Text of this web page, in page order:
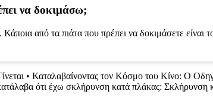
να δοκιμάσω;
από τα πιάτα που πρέπει να δοκιμάσετε είναι
• Καταλαβαίνοντας τον Κόσμο του Κίνο: Ο
ότι έχω σκλήρυνση κατά πλάκας: Σκλήρυνση